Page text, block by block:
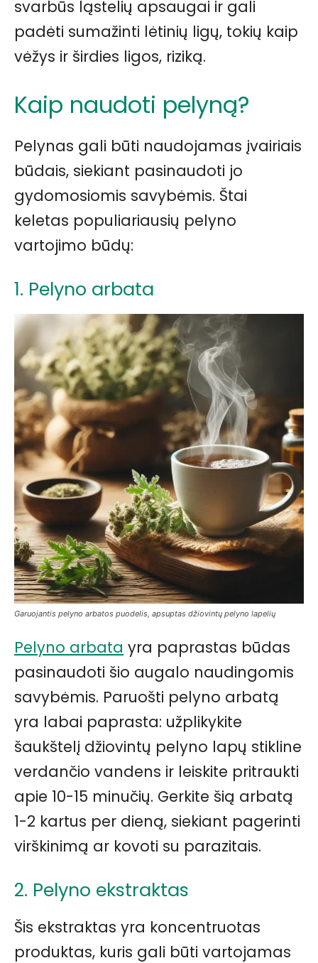
svarbūs ląstelių apsaugai ir gali
padėti sumažinti lėtinių ligų, tokių kaip
vėžys ir širdies ligos, riziką.
Kaip naudoti pelyną?
Pelynas gali būti naudojamas įvairiais
būdais, siekiant pasinaudoti jo
gydomosiomis savybėmis. Štai
keletas populiariausių pelyno
vartojimo būdų:
1. Pelyno arbata
Garuojantis pelyno arbatos puodelis, apsuptas džiovintų pelyno lapelių
Pelyno arbata yra paprastas būdas
pasinaudoti šio augalo naudingomis
savybėmis. Paruošti pelyno arbatą
yra labai paprasta: užplikykite
šaukštelį džiovintų pelyno lapų stikline
verdančio vandens ir leiskite pritraukti
apie 10-15 minučių. Gerkite šią arbatą
1-2 kartus per dieną, siekiant pagerinti
virškinimą ar kovoti su parazitais.
2. Pelyno ekstraktas
Šis ekstraktas yra koncentruotas
produktas, kuris gali būti vartojamas